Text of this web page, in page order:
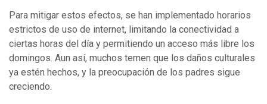
Para mitigar estos efectos, se han implementado horarios
estrictos de uso de internet, limitando la conectividad a
ciertas horas del día y permitiendo un acceso más libre los
domingos. Aun así, muchos temen que los daños culturales
ya estén hechos, y la preocupación de los padres sigue
creciendo.